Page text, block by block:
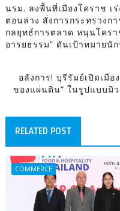
นรม. ลงพื้นที่เมืองโคราช เ
ตอนล่าง สั่งการกระทรวงก
กลยุทธ์การตลาด หนุนโครา
อารยธรรม” ดันเป้าหมายนั
อลังการ! บุรีรัมย์เปิดเมื
ของแผ่นดิน” ในรูปแบบมิ
RELATED POST
COMMERCE